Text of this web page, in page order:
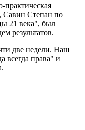
практическая
Савин Степан по
21 века", был
результатов.
две недели. Наш
всегда права" и